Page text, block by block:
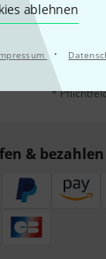
ablehnen
·
anmelden“
Messung des E-
möglich.
unseren
*
& bezahlen